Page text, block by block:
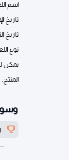
اسم
تاريخ
تاريخ
نوع
يمكن
المنتج: